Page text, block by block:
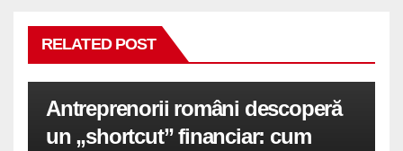
RELATED POST
Antreprenorii români descoperă
un „shortcut” financiar: cum